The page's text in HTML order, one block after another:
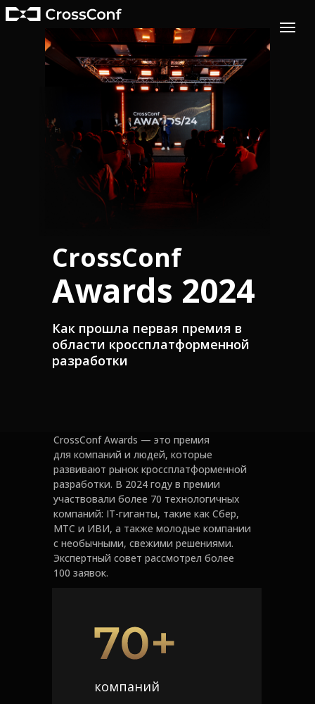
Как прошла первая премия в
области кроссплатформенной
разработки
CrossConf
Awards 2024
CrossConf Awards — это премия
для компаний и людей, которые
развивают рынок кроссплатформенной
разработки. В 2024 году в премии
участвовали более 70 технологичных
компаний: IT-гиганты, такие как Сбер,
МТС и ИВИ, а также молодые компании
с необычными, свежими решениями.
Экспертный совет рассмотрел более
100 заявок.
компаний